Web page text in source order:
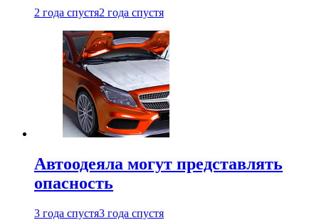
2 года спустя2 года спустя
Автоодеяла могут представлять
опасность
3 года спустя3 года спустя